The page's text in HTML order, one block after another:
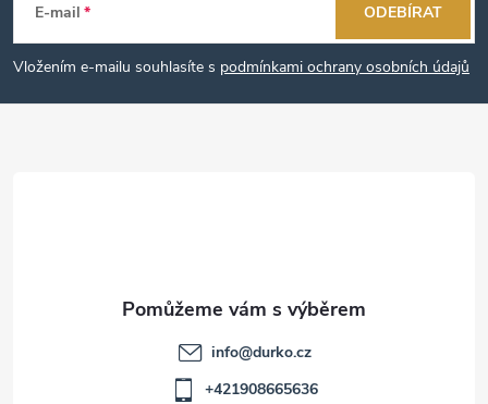
p
a
E-mail
Vložením e-mailu souhlasíte s podmínkami ochrany osobních údajů
ODEBÍRAT
info@durko.cz
+421908665636